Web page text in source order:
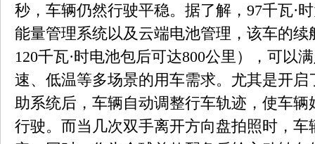
秒，车辆仍然行驶平稳。据了解，97千瓦·
能量管理系统以及云端电池管理，该车的续
120千瓦·时电池包后可达800公里），可以
速、低温等多场景的用车需求。尤其是开启
助系统后，车辆自动调整行车轨迹，使车
行驶。而当几次双手离开方向盘拍照时，